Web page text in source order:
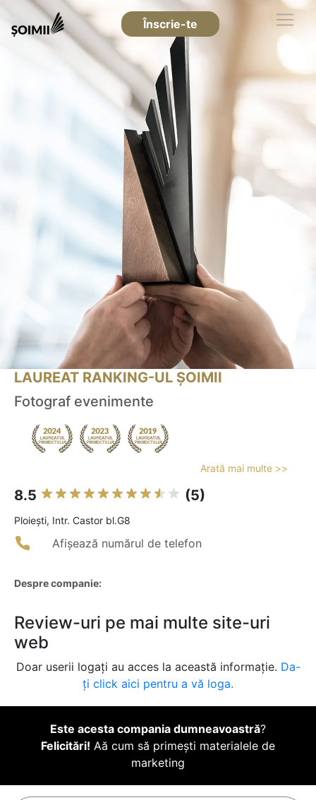
Înscrie-te
LAUREAT RANKING-UL ȘOIMII
Fotograf evenimente
Arată mai multe >>
8.5 (5)
Ploieşti, Intr. Castor bl.G8
Afișează numărul de telefon
Despre companie:
Review-uri pe mai multe site-uri
web
Doar userii logați au acces la această informație. Da-
ți click aici pentru a vă loga.
Este acesta compania dumneavoastră?
Felicitări! Aă cum să primești materialele de
marketing